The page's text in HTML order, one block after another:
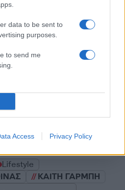
data to be sent to
purposes.
to send me
Access Privacy Policy
εδώ
σχολίου
από reCAPTCHA, ισχύουν
Lifestyle
ΚΑΙΤΗ ΓΑΡΜΠΗ